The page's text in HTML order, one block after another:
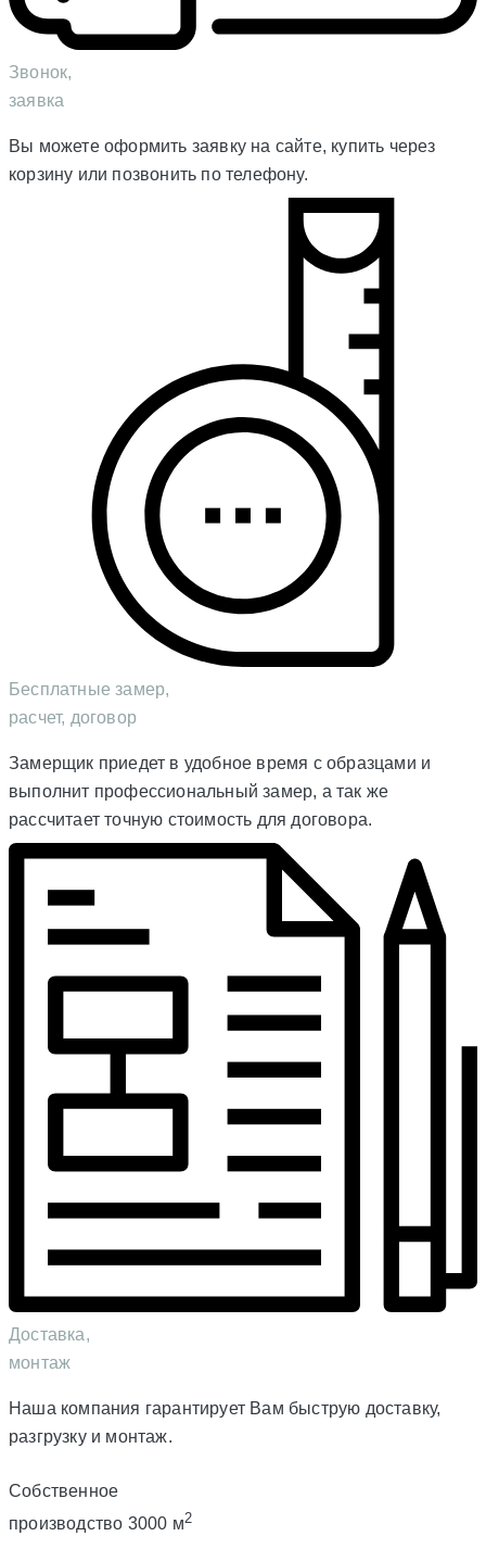
Звонок,
заявка
Вы можете оформить заявку на сайте, купить через
корзину или позвонить по телефону.
Бесплатные замер,
расчет, договор
Замерщик приедет в удобное время с образцами и
выполнит профессиональный замер, а так же
рассчитает точную стоимость для договора.
Доставка,
монтаж
Наша компания гарантирует Вам быструю доставку,
разгрузку и монтаж.
Собственное
производство 3000 м2